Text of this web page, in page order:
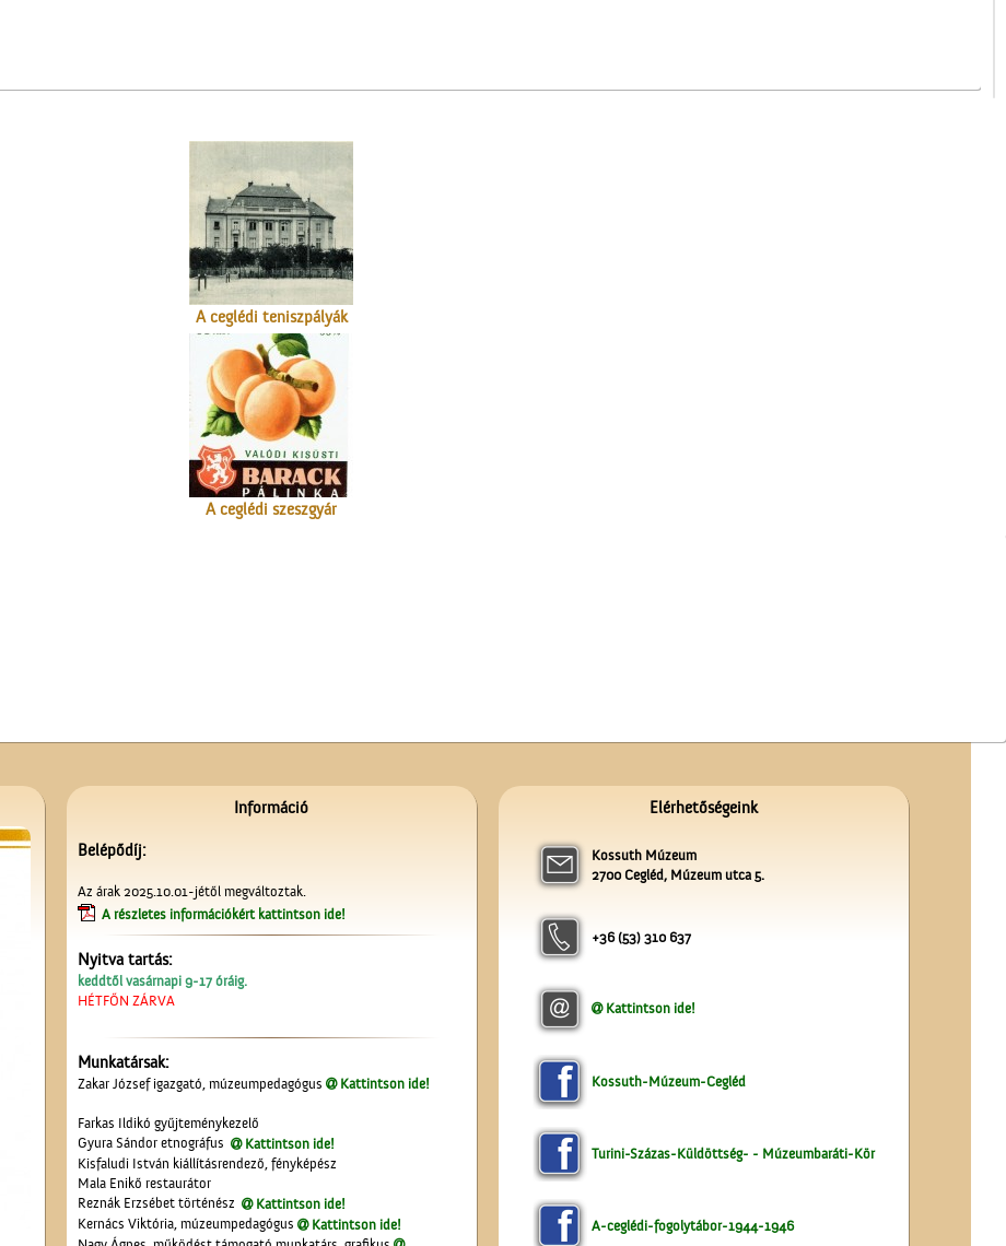
Magyar Királyi Állami
Főgimnáziumban
A ceglédi teniszpályák
A ceglédi szeszgyár
Unghváry László
árjegyzéke
Kezdődik az iskola!
Információ
Belépődíj:
Az árak 2025.10.01-jétől megváltoztak.
A részletes információkért kattintson ide!
Nyitva tartás:
keddtől vasárnapi 9-17 óráig.
HÉTFŐN ZÁRVA
Munkatársak:
Zakar József igazgató, múzeumpedagógus Kattintson ide!
Farkas Ildikó gyűjteménykezelő
Gyura Sándor etnográfus
Kattintson ide!
Kisfaludi István kiállításrendező, fényképész
Mala Enikő restaurátor
Reznák Erzsébet történész
Kattintson ide!
Kernács Viktória, múzeumpedagógus
Kattintson ide!
Elérhetőségeink
Kossuth Múzeum
2700 Cegléd, Múzeum utca 5.
+36 (53) 310 637
Kattintson ide!
Kossuth-Múzeum-Cegléd
Turini-Százas-Küldöttség- - Múzeumbaráti-Kör
A-ceglédi-fogolytábor-1944-1946